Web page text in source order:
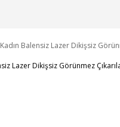
Kadın Balensiz Lazer Dikişsiz